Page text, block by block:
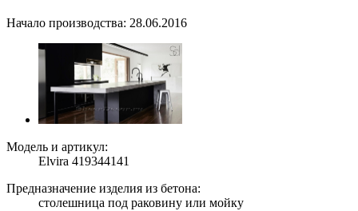
Начало производства: 28.06.2016
Модель и артикул:
Elvira 419344141
Предназначение изделия из бетона:
столешница под раковину или мойку